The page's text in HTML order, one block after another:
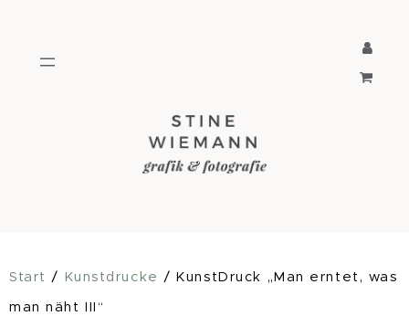
Start / Kunstdrucke / KunstDruck „Man erntet, was
man näht III“